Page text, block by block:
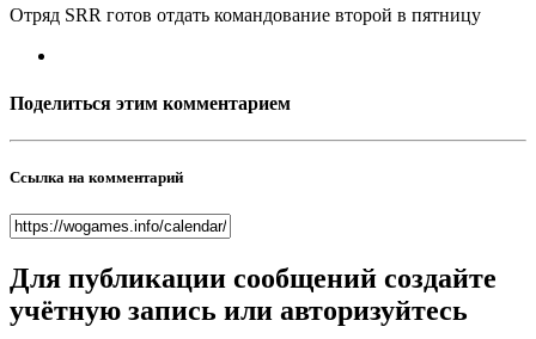
Отряд SRR готов отдать командование второй в пятницу
Поделиться этим комментарием
Ссылка на комментарий
Для публикации сообщений создайте
учётную запись или авторизуйтесь